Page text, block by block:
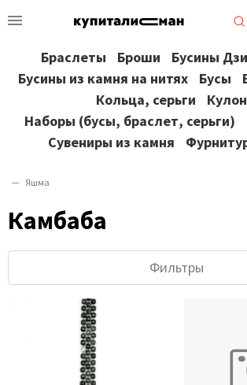
Браслеты Броши
Бусины
Бусины из камня на нитях
Бусы
Кольца, серьги
Наборы (бусы, браслет, серьги)
Сувениры из камня
Яшма
Камбаба
Фильтры